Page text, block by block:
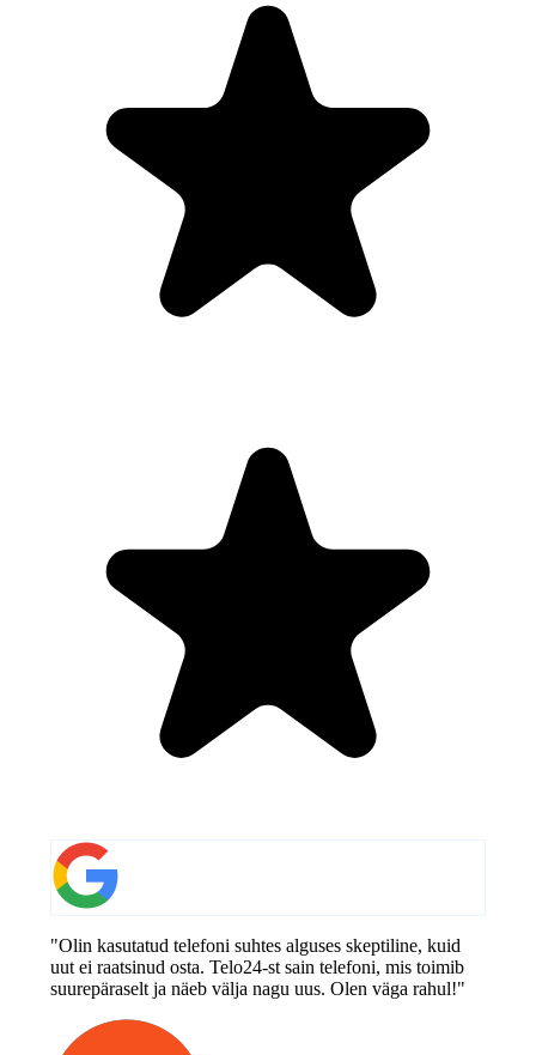
"Olin kasutatud telefoni suhtes alguses skeptiline, kuid
uut ei raatsinud osta. Telo24-st sain telefoni, mis toimib
suurepäraselt ja näeb välja nagu uus. Olen väga rahul!"